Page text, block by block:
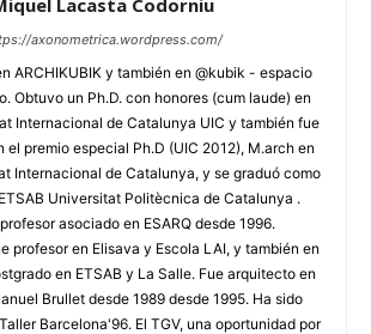
axonometrica.wordpress.com/
ARCHIKUBIK y también en @kubik - espacio
Obtuvo un Ph.D. con honores (cum laude) en
Internacional de Catalunya UIC y también fue
el premio especial Ph.D (UIC 2012), M.arch en
Internacional de Catalunya, y se graduó como
Universitat Politècnica de Catalunya .
asociado en ESARQ desde 1996.
profesor en Elisava y Escola LAI, y también en
en ETSAB y La Salle. Fue arquitecto en
Brullet desde 1989 desde 1995. Ha sido
Barcelona'96. El TGV, una oportunidad por